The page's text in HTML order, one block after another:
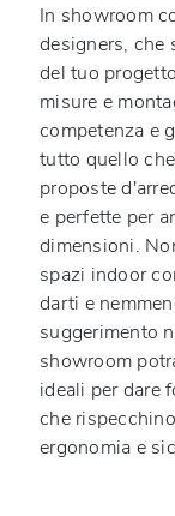
In showroom
designers, che
del tuo
misure e
competenza e
tutto quello
proposte
e perfette per
dimensioni.
spazi indoor
darti e
suggerimento
showroom
ideali per dare
che
ergonomia e